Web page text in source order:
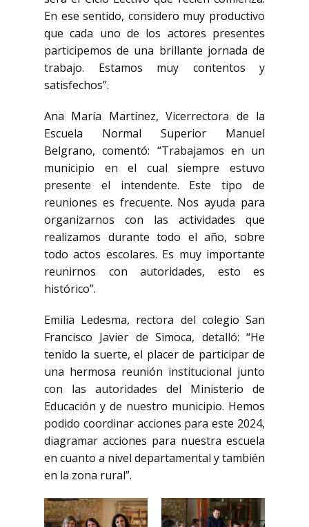
En ese sentido, considero muy productivo
que cada uno de los actores presentes
participemos de una brillante jornada de
trabajo. Estamos muy contentos y
satisfechos”.
Ana María Martínez, Vicerrectora de la
Escuela Normal Superior Manuel
Belgrano, comentó: “Trabajamos en un
municipio en el cual siempre estuvo
presente el intendente. Este tipo de
reuniones es frecuente. Nos ayuda para
organizarnos con las actividades que
realizamos durante todo el año, sobre
todo actos escolares. Es muy importante
reunirnos con autoridades, esto es
histórico”.
Emilia Ledesma, rectora del colegio San
Francisco Javier de Simoca, detalló: “He
tenido la suerte, el placer de participar de
una hermosa reunión institucional junto
con las autoridades del Ministerio de
Educación y de nuestro municipio. Hemos
podido coordinar acciones para este 2024,
diagramar acciones para nuestra escuela
en cuanto a nivel departamental y también
en la zona rural”.